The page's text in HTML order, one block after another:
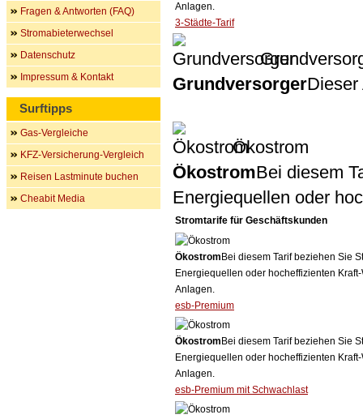
Anlagen.
3-Städte-Tarif
GrundversorgerDieser
Ökostrom
ÖkostromBei diesem
Energiequellen oder
Stromtarife für Geschäftskunden
Ökostrom Bei diesem Tarif beziehen Sie
Energiequellen oder hocheffizienten
Anlagen.
esb-Premium
Ökostrom Bei diesem Tarif beziehen Sie
Energiequellen oder hocheffizienten
Anlagen.
esb-Premium mit Schwachlast
Fragen & Antworten (FAQ)
Stromabieterwechsel
Datenschutz
Impressum & Kontakt
Surftipps
Gas-Vergleiche
KFZ-Versicherung-Vergleich
Reisen Lastminute buchen
Cheabit Media